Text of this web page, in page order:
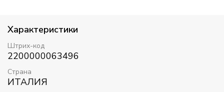
Характеристики
Штрих-код
2200000063496
Страна
ИТАЛИЯ